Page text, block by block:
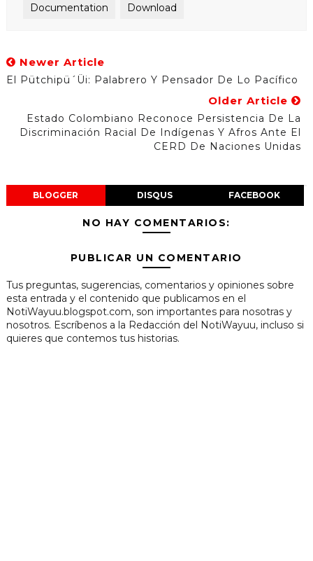
Documentation
Download
Newer Article
El Pütchipü´üi: Palabrero Y Pensador De Lo Pacífico
Older Article
Estado Colombiano Reconoce Persistencia De La
Discriminación Racial De Indígenas Y Afros Ante El
CERD De Naciones Unidas
BLOGGER DISQUS FACEBOOK
NO HAY COMENTARIOS:
PUBLICAR UN COMENTARIO
Tus preguntas, sugerencias, comentarios y opiniones sobre
esta entrada y el contenido que publicamos en el
NotiWayuu.blogspot.com, son importantes para nosotras y
nosotros. Escríbenos a la Redacción del NotiWayuu, incluso si
quieres que contemos tus historias.